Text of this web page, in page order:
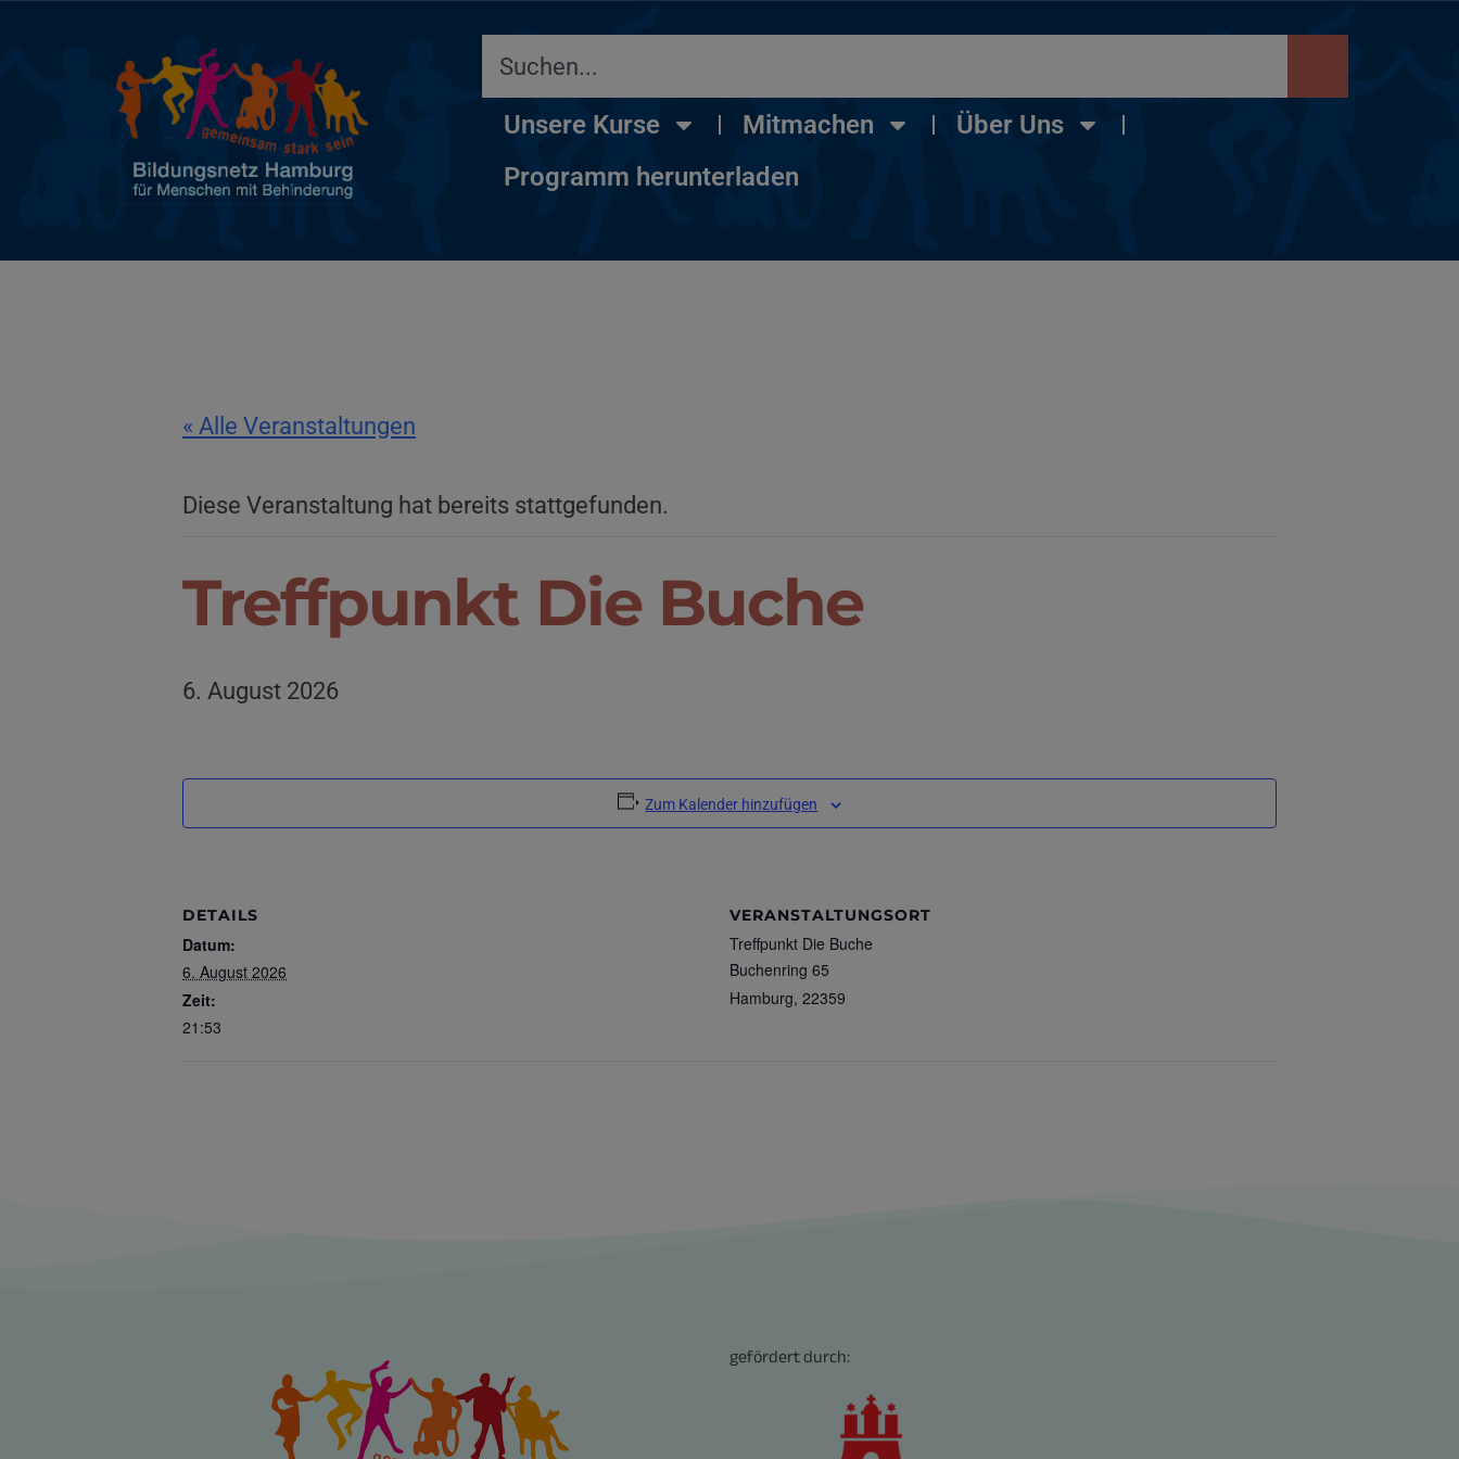
Unsere Kurse Mitmachen
Über Uns
Programm herunterladen
« Alle Veranstaltungen
Diese Veranstaltung hat bereits stattgefunden.
Treffpunkt Die Buche
6. August 2026
Zum Kalender hinzufügen
DETAILS
Datum:
6. August 2026
Zeit:
21:53
VERANSTALTUNGSORT
Treffpunkt Die Buche
Buchenring 65
Hamburg, 22359
gefördert durch: